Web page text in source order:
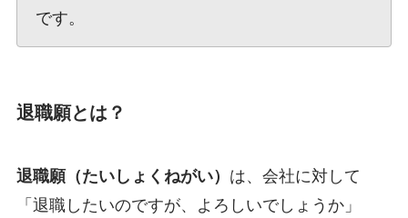
です。
退職願とは？
退職願（たいしょくねがい） は、会社に対して
「退職したいのですが、よろしいでしょうか」